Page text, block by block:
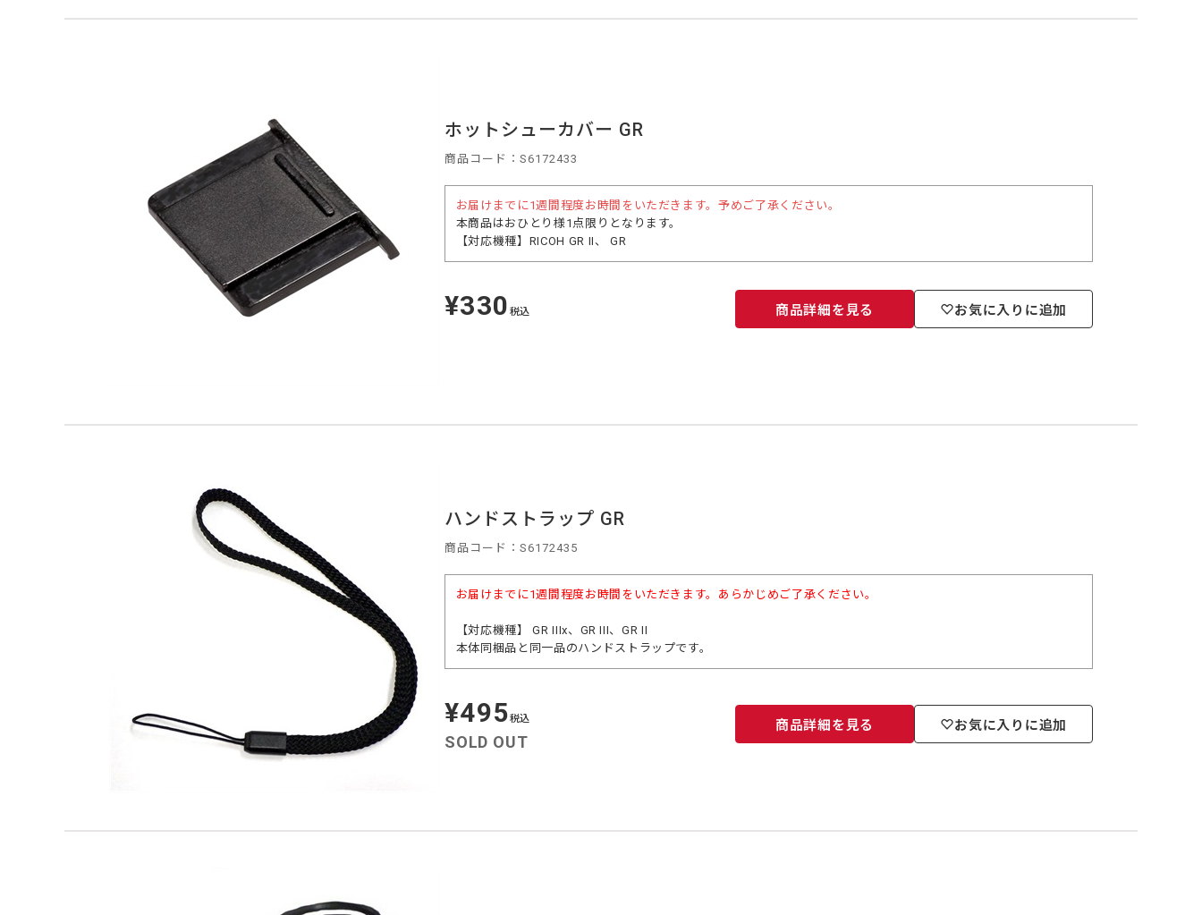
ホットシューカバー GR
商品コード：S6172433
お届けまでに1週間程度お時間をいただきます。予めご了承ください。
本商品はおひとり様1点限りとなります。
【対応機種】RICOH GR II、 GR
定
価
¥330 税込 商品詳細を見る お気に入りに追加
ハンドストラップ GR
商品コード：S6172435
お届けまでに1週間程度お時間をいただきます。あらかじめご了承ください。
【対応機種】 GR IIIx、GR III、GR II
本体同梱品と同一品のハンドストラップです。
定
価
¥495税込
SOLD OUT
商品詳細を見る お気に入りに追加